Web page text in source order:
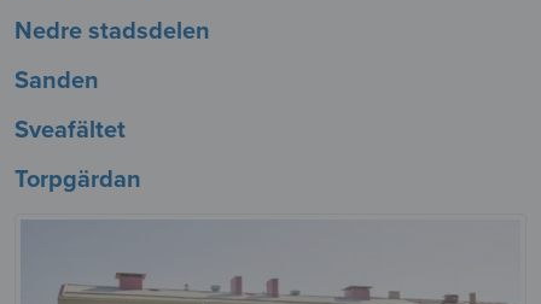
Nedre stadsdelen
Sanden
Sveafältet
Torpgärdan